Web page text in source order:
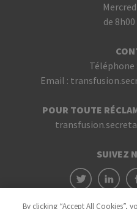
de
Téléphone :
Email :
POUR TOUTE
SUIVEZ
By clicking “Accept All Cookies”,